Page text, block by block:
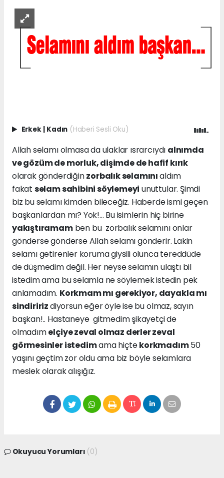
Erkek Kadın (Haberi Sesli Oku)
Allah selamı olmasa da ulaklar ısrarcıydı alnımda
ve gözüm de morluk, dişimde de hafif kırık
olarak gönderdiğinzorbalık selamınıaldım
fakat selam sahibini söylemeyi unuttular. Şimdi
biz bu selamı kimden bileceğiz. Haberde ismi geçen
başkanlardan mı? Yok!... Bu isimlerin hiç birine
yakıştıramamben bu zorbalık selamını onlar
gönderse gönderse Allah selamı gönderir. Lakin
selamı getirenler koruma giysili olunca tereddüde
de düşmedim değil. Her neyse selamın ulaştı bil
istedim ama bu selamla ne söylemek istedin pek
anlamadım. Korkmam mı gerekiyor, dayakla mı
sindiririzdiyorsun eğer öyle ise bu olmaz, sayın
başkan!.. Hastaneye gitmedim şikayetçi de
olmadımelçiye zeval olmaz derler zeval
görmesinler istedimama hiçtekorkmadım50
yaşını geçtim zor oldu ama biz böyle selamlara
meslek olarak alışığız.
Okuyucu Yorumları (0)